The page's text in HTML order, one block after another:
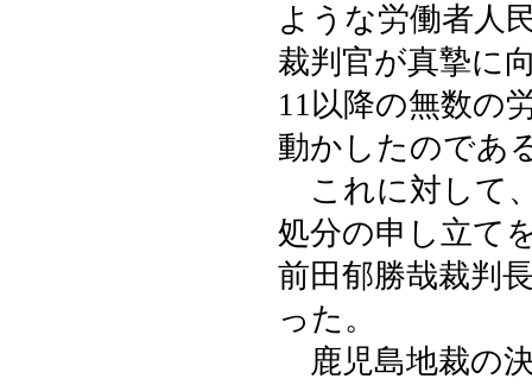
ような労働者人
裁判官が真摯に
11以降の無数の
動かしたのであ
これに対して
処分の申し立て
前田郁勝哉裁判
った。
鹿児島地裁の